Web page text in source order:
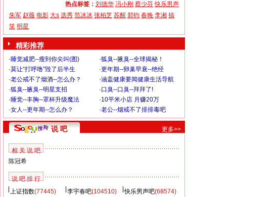
热点标签： 刘德华 冯小刚 蔡少芬 快乐男声
朱军 赵薇 电影 大s 选秀 范冰冰 张柏芝 苏醒 郑钧 春晚 李湘 搞
笑 明星
精彩推荐
·睡觉减肥--瘦到你尖叫(图) ·狐臭--腋臭--全球揭秘！
·莫让“打呼噜”毁了后半生 ·更年期--卵巢早衰--绝经
·老公戒不了烟酒--怎么办？ ·涵盖健康要闻健康生活导航
·狐臭--腋臭--明星支招 ·口臭--口臭--拜拜了!
·睡觉--丰胸--罩杯升级魔法 ·10平米小店 月赚20万
·女人--更年期--怎么办？ ·老公--烟戒不了排排毒吧
说 吧 更多>>
相 关 说 吧
陈冠希
说 吧 排 行
上证指数(77445) 李宇春吧(104510) 快乐男声吧(68574)